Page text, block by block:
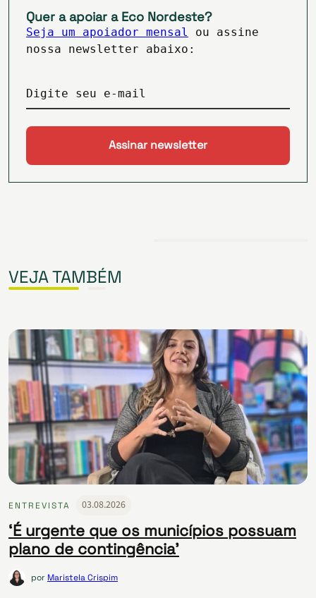
Quer a apoiar a Eco Nordeste?
Seja um apoiador mensal
ou assine
nossa newsletter abaixo:
Digite seu e-mail
VEJA TAMBÉM
ENTREVISTA 03.08.2026
‘É urgente que os municípios possuam
plano de contingência’
por Maristela Crispim